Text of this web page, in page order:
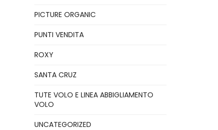
PICTURE ORGANIC
PUNTI VENDITA
ROXY
SANTA CRUZ
TUTE VOLO E LINEA ABBIGLIAMENTO
VOLO
UNCATEGORIZED